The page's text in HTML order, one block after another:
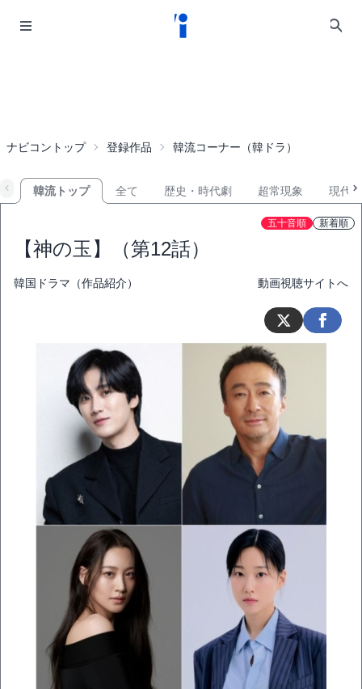
ナビコントップ 登録作品 韓流コーナー（韓ドラ）
韓流トップ 全て 歴史・時代劇 超常現象 現代
五十音順 新着順
【神の玉】（第12話）
韓国ドラマ（作品紹介） 動画視聴サイトへ